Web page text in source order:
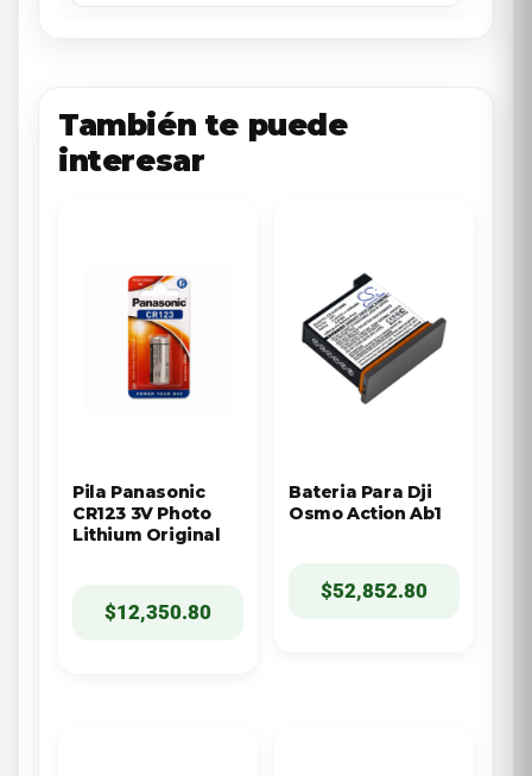
También te puede
interesar
Pila Panasonic
CR123 3V Photo
Lithium Original
$12,350.80
Bateria Para Dji
Osmo Action Ab1
$52,852.80